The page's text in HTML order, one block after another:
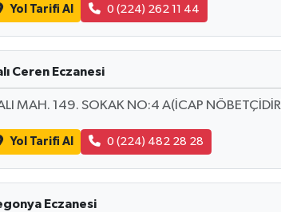
Yol Tarifi Al 0 (224) 262 11 44
Ceren Eczanesi
MAH. 149. SOKAK NO:4 A(İCAP
Yol Tarifi Al 0 (224) 482 28 28
Eczanesi